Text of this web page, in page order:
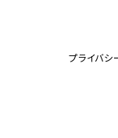
プライバシ